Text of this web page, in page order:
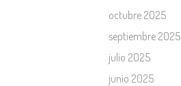
octubre 2025
septiembre 2025
julio 2025
junio 2025